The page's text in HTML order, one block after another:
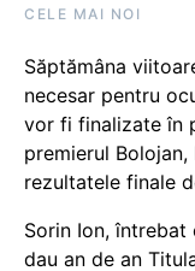
CELE MAI NOI
Săptămâna
necesar pentru
vor fi finalizate în
premierul
rezultatele finale
Sorin Ion,
dau an de an